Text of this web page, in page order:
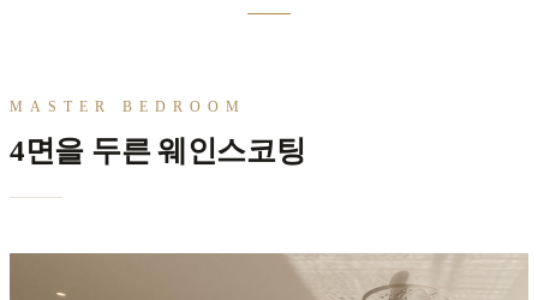
MASTER BEDROOM
4면을 두른 웨인스코팅